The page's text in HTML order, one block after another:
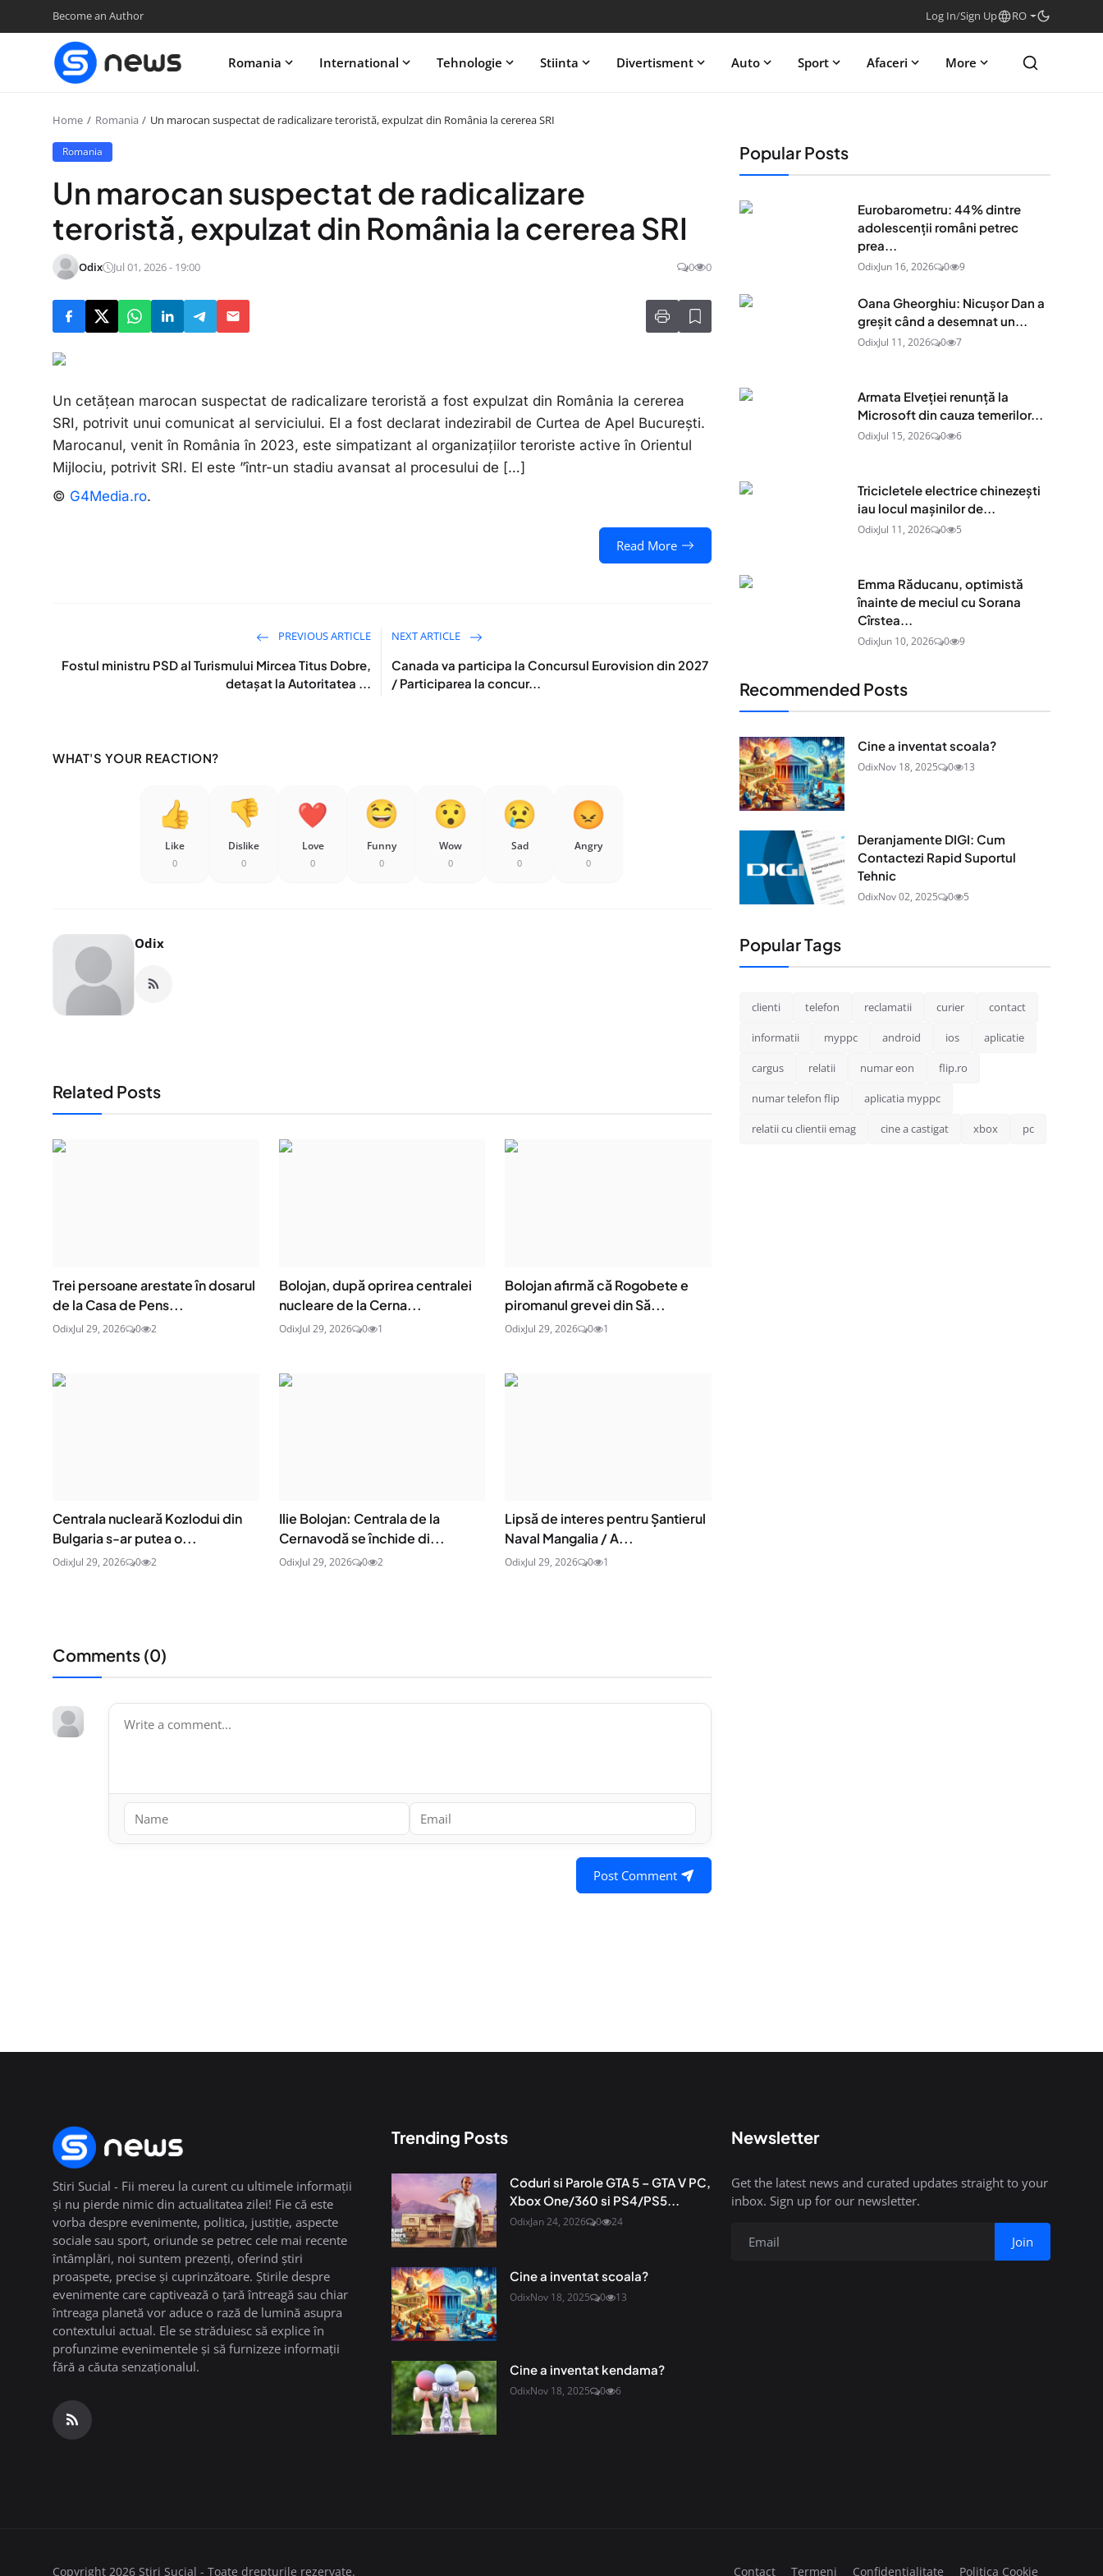
Become an Author Log In/Sign Up RO
Romania International Tehnologie Stiinta Divertisment Auto Sport Afaceri More
Home Romania Un marocan suspectat de radicalizare teroristă, expulzat din România la cererea SRI
Romania
Un marocan suspectat de radicalizare
teroristă, expulzat din România la cererea SRI
Odix Jul 01, 2026 - 19:00 0 0
Un cetățean marocan suspectat de radicalizare teroristă a fost expulzat din România la cererea
SRI, potrivit unui comunicat al serviciului. El a fost declarat indezirabil de Curtea de Apel București.
Marocanul, venit în România în 2023, este simpatizant al organizațiilor teroriste active în Orientul
Mijlociu, potrivit SRI. El este ”într-un stadiu avansat al procesului de […]
© G4Media.ro.
Read More
PREVIOUS ARTICLE
Fostul ministru PSD al Turismului Mircea Titus Dobre,
detașat la Autoritatea ...
NEXT ARTICLE
Canada va participa la Concursul Eurovision din 2027
/ Participarea la concur...
WHAT'S YOUR REACTION?
Like
0
Dislike
0
Love
0
Funny
0
Wow
0
Sad
0
Angry
0
Odix
Related Posts
Trei persoane arestate în dosarul
de la Casa de Pens...
OdixJul 29, 2026 0 2
Bolojan, după oprirea centralei
nucleare de la Cerna...
OdixJul 29, 2026 0 1
Bolojan afirmă că Rogobete e
piromanul grevei din Să...
OdixJul 29, 2026 0 1
Centrala nucleară Kozlodui din
Bulgaria s-ar putea o...
OdixJul 29, 2026 0 2
Ilie Bolojan: Centrala de la
Cernavodă se închide di...
OdixJul 29, 2026 0 2
Lipsă de interes pentru Șantierul
Naval Mangalia / A...
OdixJul 29, 2026 0 1
Comments (0)
Post Comment
Popular Posts
Eurobarometru: 44% dintre
adolescenţii români petrec
prea...
OdixJun 16, 2026 0 9
Oana Gheorghiu: Nicușor Dan a
greșit când a desemnat un...
OdixJul 11, 2026 0 7
Armata Elveției renunță la
Microsoft din cauza temerilor...
OdixJul 15, 2026 0 6
Tricicletele electrice chinezești
iau locul mașinilor de...
OdixJul 11, 2026 0 5
Emma Răducanu, optimistă
înainte de meciul cu Sorana
Cîrstea...
OdixJun 10, 2026 0 9
Recommended Posts
Cine a inventat scoala?
OdixNov 18, 2025 0 13
Deranjamente DIGI: Cum
Contactezi Rapid Suportul
Tehnic
OdixNov 02, 2025 0 5
Popular Tags
clienti telefon reclamatii curier contact
informatii myppc android ios aplicatie
cargus relatii numar eon flip.ro
numar telefon flip aplicatia myppc
relatii cu clientii emag cine a castigat xbox pc
Stiri Sucial - Fii mereu la curent cu ultimele informații
și nu pierde nimic din actualitatea zilei! Fie că este
vorba despre evenimente, politica, justiție, aspecte
sociale sau sport, oriunde se petrec cele mai recente
întâmplări, noi suntem prezenți, oferind știri
proaspete, precise și cuprinzătoare. Știrile despre
evenimente care captivează o țară întreagă sau chiar
întreaga planetă vor aduce o rază de lumină asupra
contextului actual. Ele se străduiesc să explice în
profunzime evenimentele și să furnizeze informații
fără a căuta senzaționalul.
Trending Posts
Coduri si Parole GTA 5 – GTA V PC,
Xbox One/360 si PS4/PS5...
OdixJan 24, 2026 0 24
Cine a inventat scoala?
OdixNov 18, 2025 0 13
Cine a inventat kendama?
OdixNov 18, 2025 0 6
Newsletter
Get the latest news and curated updates straight to your
inbox. Sign up for our newsletter.
Join
Copyright 2026 Stiri Sucial - Toate drepturile rezervate. Contact Termeni Confidențialitate Politica Cookie